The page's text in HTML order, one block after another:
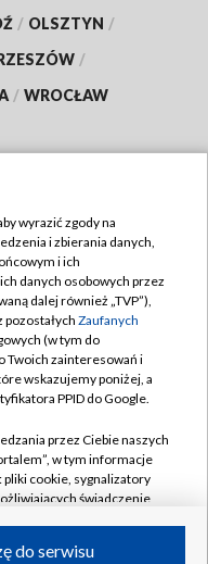
/ OLSZTYN /
/
/ WROCŁAW
wyrazić zgody na
i zbierania danych,
i ich
danych osobowych przez
dalej również „TVP”),
pozostałych Zaufanych
(w tym do
Twoich zainteresowań i
wskazujemy poniżej, a
PPID do Google.
przez Ciebie naszych
w tym informacje
pliki cookie, sygnalizatory
świadczenie
do serwisu